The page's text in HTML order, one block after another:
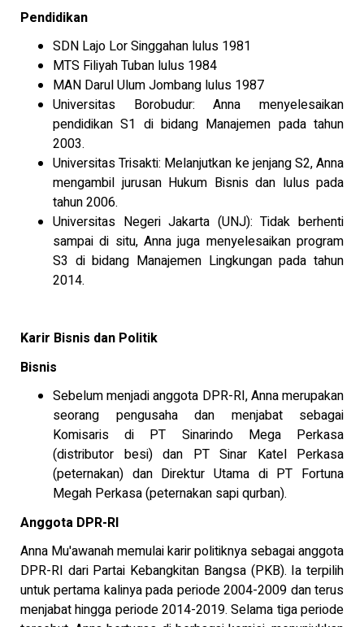
Pendidikan
SDN Lajo Lor Singgahan lulus 1981
MTS Filiyah Tuban lulus 1984
MAN Darul Ulum Jombang lulus 1987
Universitas Borobudur: Anna menyelesaikan
pendidikan S1 di bidang Manajemen pada tahun
2003.
Universitas Trisakti: Melanjutkan ke jenjang S2, Anna
mengambil jurusan Hukum Bisnis dan lulus pada
tahun 2006.
Universitas Negeri Jakarta (UNJ): Tidak berhenti
sampai di situ, Anna juga menyelesaikan program
S3 di bidang Manajemen Lingkungan pada tahun
2014.
Karir Bisnis dan Politik
Bisnis
Sebelum menjadi anggota DPR-RI, Anna merupakan
seorang pengusaha dan menjabat sebagai
Komisaris di PT Sinarindo Mega Perkasa
(distributor besi) dan PT Sinar Katel Perkasa
(peternakan) dan Direktur Utama di PT Fortuna
Megah Perkasa (peternakan sapi qurban).
Anggota DPR-RI
Anna Mu'awanah memulai karir politiknya sebagai anggota
DPR-RI dari Partai Kebangkitan Bangsa (PKB). Ia terpilih
untuk pertama kalinya pada periode 2004-2009 dan terus
menjabat hingga periode 2014-2019. Selama tiga periode